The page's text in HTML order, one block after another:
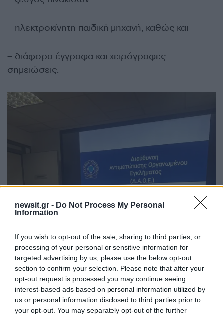
newsit.gr - Do Not Process My Personal
Information
If you wish to opt-out of the sale, sharing to third parties, or
processing of your personal or sensitive information for
targeted advertising by us, please use the below opt-out
section to confirm your selection. Please note that after your
opt-out request is processed you may continue seeing
interest-based ads based on personal information utilized by
us or personal information disclosed to third parties prior to
your opt-out. You may separately opt-out of the further
– ηλεκτροκίνητη παιδική μηχανή, καθώς και
– διάφορα έγγραφα και χειρόγραφες
σημειώσεις.